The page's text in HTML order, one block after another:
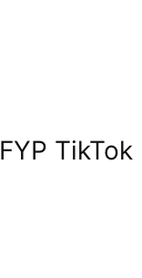
FYP TikTok